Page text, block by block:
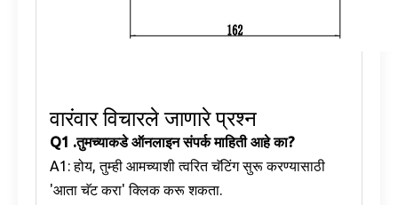
वारंवार विचारले जाणारे प्रश्न
Q1 .तुमच्याकडे ऑनलाइन संपर्क माहिती आहे का?
A1: होय, तुम्ही आमच्याशी त्वरित चॅटिंग सुरू करण्यासाठी
'आता चॅट करा' क्लिक करू शकता.